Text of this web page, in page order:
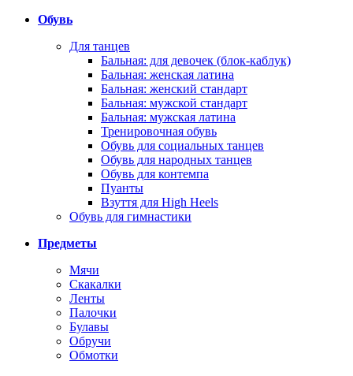
Обувь
Для танцев
Бальная: для девочек (блок-каблук)
Бальная: женская латина
Бальная: женский стандарт
Бальная: мужской стандарт
Бальная: мужская латина
Тренировочная обувь
Обувь для социальных танцев
Обувь для народных танцев
Обувь для контемпа
Пуанты
Взуття для High Heels
Обувь для гимнастики
Предметы
Мячи
Скакалки
Ленты
Палочки
Булавы
Обручи
Обмотки